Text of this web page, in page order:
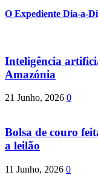
O Expediente Dia-a-
Inteligência
Amazónia
21 Junho, 2026 0
Bolsa de couro
a leilão
11 Junho, 2026 0